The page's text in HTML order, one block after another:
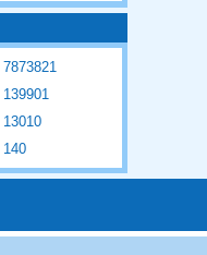
140
7873821
139901
13010